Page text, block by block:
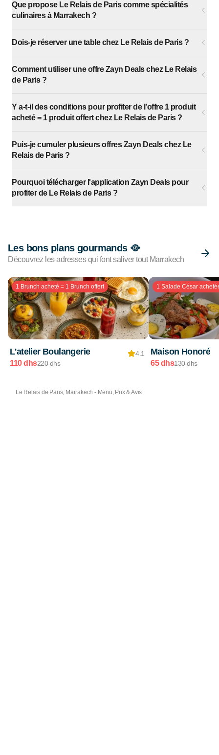
Que propose Le Relais de Paris comme spécialités
culinaires à Marrakech ?
Dois-je réserver une table chez Le Relais de Paris ?
Comment utiliser une offre Zayn Deals chez Le Relais
de Paris ?
Y a-t-il des conditions pour profiter de l’offre 1 produit
acheté = 1 produit offert chez Le Relais de Paris ?
Puis-je cumuler plusieurs offres Zayn Deals chez Le
Relais de Paris ?
Pourquoi télécharger l'application Zayn Deals pour
profiter de Le Relais de Paris ?
Les bons plans gourmands 🥘
Découvrez les adresses qui font saliver tout Marrakech
1 Brunch acheté = 1 Brunch offert
L'atelier Boulangerie 4.1
110 dhs220 dhs
1 Salade César
Maison Honoré
65 dhs130 dhs
Le Relais de Paris, Marrakech - Menu, Prix & Avis